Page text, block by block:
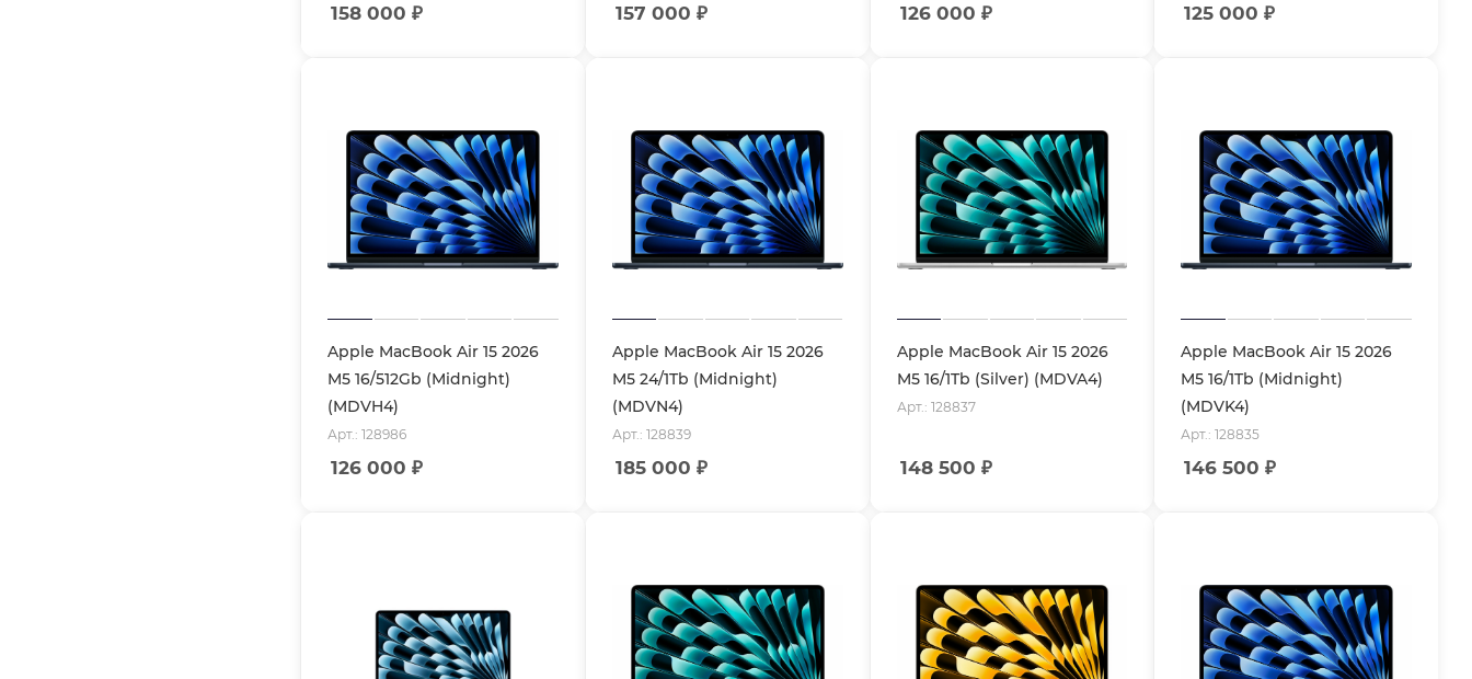
158 000 ₽ 157 000 ₽ 126 000 ₽ 125 000 ₽
Apple MacBook Air 15 2026
M5 16/512Gb (Midnight)
(MDVH4)
Арт.: 128986
126 000 ₽
Apple MacBook Air 15 2026
M5 24/1Tb (Midnight)
(MDVN4)
Арт.: 128839
185 000 ₽
Apple MacBook Air 15 2026
M5 16/1Tb (Silver) (MDVA4)
Арт.: 128837
148 500 ₽
Apple MacBook Air 15 2026
M5 16/1Tb (Midnight)
(MDVK4)
Арт.: 128835
146 500 ₽